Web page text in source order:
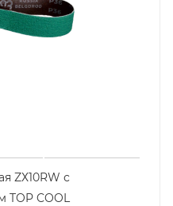
ZХ10RW с
COOL